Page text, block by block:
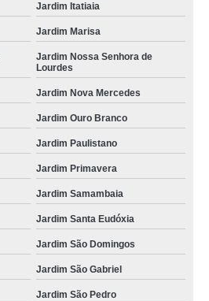
Jardim Itatiaia
Jardim Marisa
Jardim Nossa Senhora de
Lourdes
Jardim Nova Mercedes
Jardim Ouro Branco
Jardim Paulistano
Jardim Primavera
Jardim Samambaia
Jardim Santa Eudóxia
Jardim São Domingos
Jardim São Gabriel
Jardim São Pedro